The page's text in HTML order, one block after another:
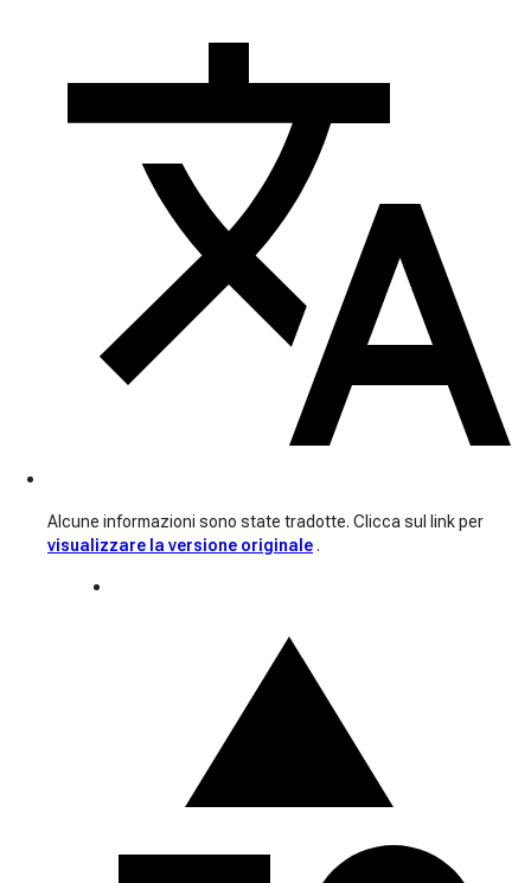
Alcune informazioni sono state tradotte. Clicca sul link per
visualizzare la versione originale .